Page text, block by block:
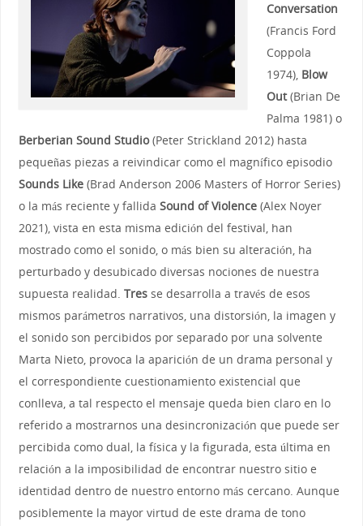
Conversation
(Francis Ford
Coppola
1974), Blow
Out(Brian De
Palma 1981) o
Berberian Sound Studio(Peter Strickland 2012) hasta
pequeñas piezas a reivindicar como el magnífico episodio
Sounds Like(Brad Anderson 2006 Masters of Horror Series)
o la más reciente y fallida Sound of Violence(Alex Noyer
2021), vista en esta misma edición del festival, han
mostrado como el sonido, o más bien su alteración, ha
perturbado y desubicado diversas nociones de nuestra
supuesta realidad. Tresse desarrolla a través de esos
mismos parámetros narrativos, una distorsión, la imagen y
el sonido son percibidos por separado por una solvente
Marta Nieto, provoca la aparición de un drama personal y
el correspondiente cuestionamiento existencial que
conlleva, a tal respecto el mensaje queda bien claro en lo
referido a mostrarnos una desincronización que puede ser
percibida como dual, la física y la figurada, esta última en
relación a la imposibilidad de encontrar nuestro sitio e
identidad dentro de nuestro entorno más cercano. Aunque
posiblemente la mayor virtud de este drama de tono